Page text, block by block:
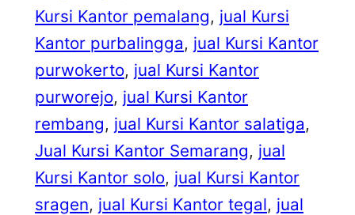
Kursi Kantor pemalang, jual Kursi
Kantor purbalingga, jual Kursi Kantor
purwokerto, jual Kursi Kantor
purworejo, jual Kursi Kantor
rembang, jual Kursi Kantor salatiga
Jual Kursi Kantor Semarang, jual
Kursi Kantor solo, jual Kursi Kantor
sragen, jual Kursi Kantor tegal, jual